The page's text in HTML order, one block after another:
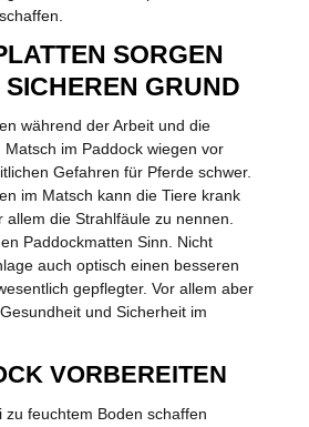
SORGEN
GRUND
während der Arbeit und die
im Paddock wiegen vor
Gefahren für Pferde schwer.
im Matsch kann die Tiere krank
allem die Strahlfäule zu nennen.
Paddockmatten Sinn. Nicht
auch optisch einen besseren
gepflegter. Vor allem aber
und Sicherheit im
VORBEREITEN
zu feuchtem Boden schaffen